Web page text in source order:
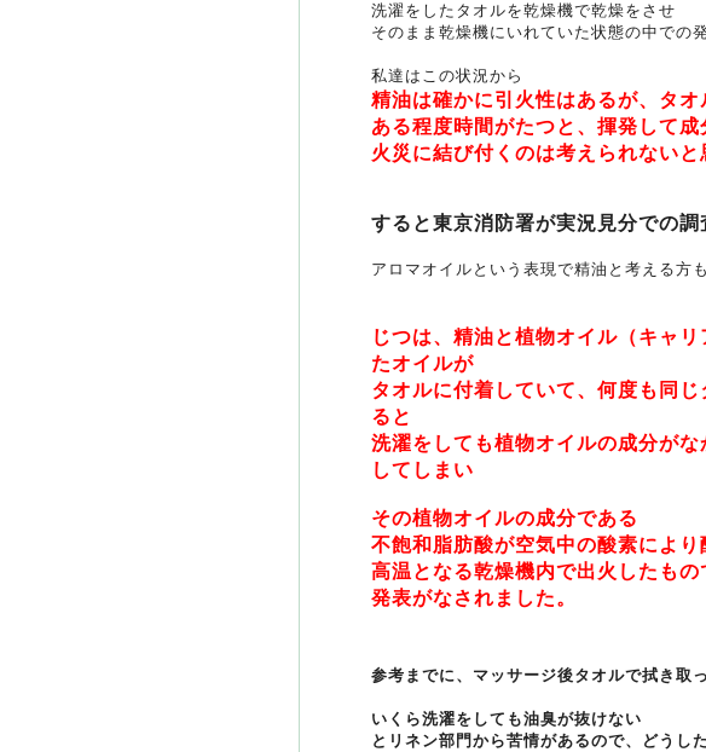
洗濯をしたタオルを乾燥機で乾燥をさせ
そのまま乾燥機にいれていた状態の中での
私達はこの状況から
精油は確かに引火性はあるが、タオ
ある程度時間がたつと、揮発して
火災に結び付くのは考えられないと
すると東京消防署が実況見分での調
アロマオイルという表現で精油と考える方
じつは、精油と植物オイル（キャ
たオイルが
タオルに付着していて、何度も同
ると
洗濯をしても植物オイルの成分が
してしまい
その植物オイルの成分である
不飽和脂肪酸が空気中の酸素により
高温となる乾燥機内で出火したもの
発表がなされました。
参考までに、マッサージ後タオルで拭き取
いくら洗濯をしても油臭が抜けない
とリネン部門から苦情があるので、どうし